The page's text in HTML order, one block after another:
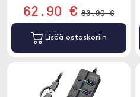
62.90 € 83.90 €
Lisää ostoskoriin